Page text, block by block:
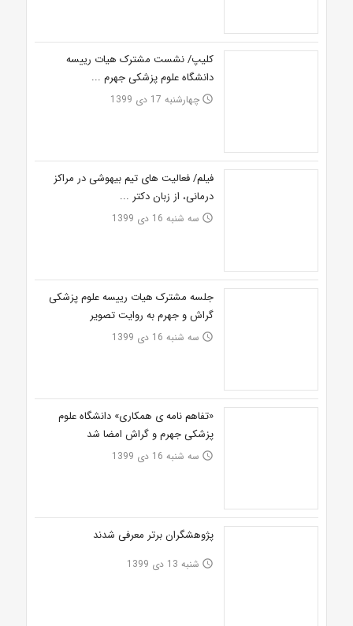
کلیپ/ نشست مشترک هیات رییسه
دانشگاه علوم‌ پزشکی جهرم ...
access_time چهارشنبه 17 دی 1399
فیلم/ فعالیت های تیم بیهوشی در مراکز
درمانی، از زبان دکتر ...
access_time سه شنبه 16 دی 1399
جلسه مشترک هیات رییسه علوم پزشکی
گراش و جهرم به روایت تصویر
access_time سه شنبه 16 دی 1399
«تفاهم نامه ی همکاری» دانشگاه علوم
پزشکی جهرم و گراش امضا شد
access_time سه شنبه 16 دی 1399
پژوهشگران برتر معرفی شدند
access_time شنبه 13 دی 1399